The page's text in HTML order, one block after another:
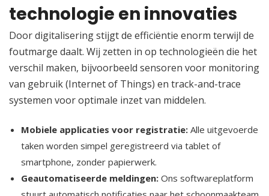
technologie en innovaties
Door digitalisering stijgt de efficiëntie enorm terwijl de
foutmarge daalt.​ Wij zetten in op technologieën die het
verschil maken, bijvoorbeeld sensoren voor monitoring
van gebruik (Internet of Things) en track-and-trace
systemen voor optimale inzet van middelen.​
Mobiele applicaties voor registratie: Alle uitgevoerde
taken worden simpel geregistreerd via tablet of
smartphone, zonder papierwerk.​
Geautomatiseerde meldingen: Ons softwareplatform